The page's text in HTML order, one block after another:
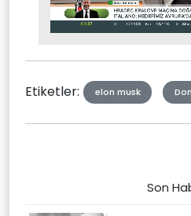
Unmute Stream
Etiketler: elon musk
Son